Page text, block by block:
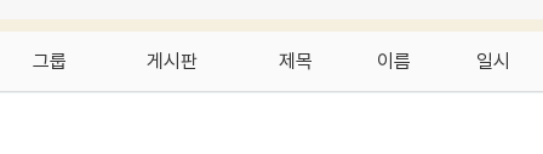
그룹 게시판 제목 이름 일시